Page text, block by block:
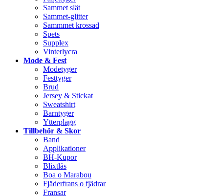
Sammet slät
Sammet-glitter
Sammmet krossad
Spets
Supplex
Vinterlycra
Mode & Fest
Modetyger
Festtyger
Brud
Jersey & Stickat
Sweatshirt
Barntyger
Ytterplagg
Tillbehör & Skor
Band
Applikationer
BH-Kupor
Blixtlås
Boa o Marabou
Fjäderfrans o fjädrar
Fransar